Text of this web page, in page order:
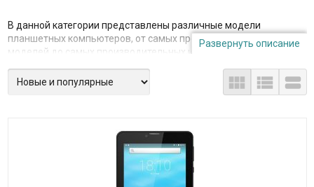
В данной категории представлены различные модели
планшетных компьютеров, от самых простых и недорогих
моделей до самых производительных и дорогостоящих
Развернуть описание
  